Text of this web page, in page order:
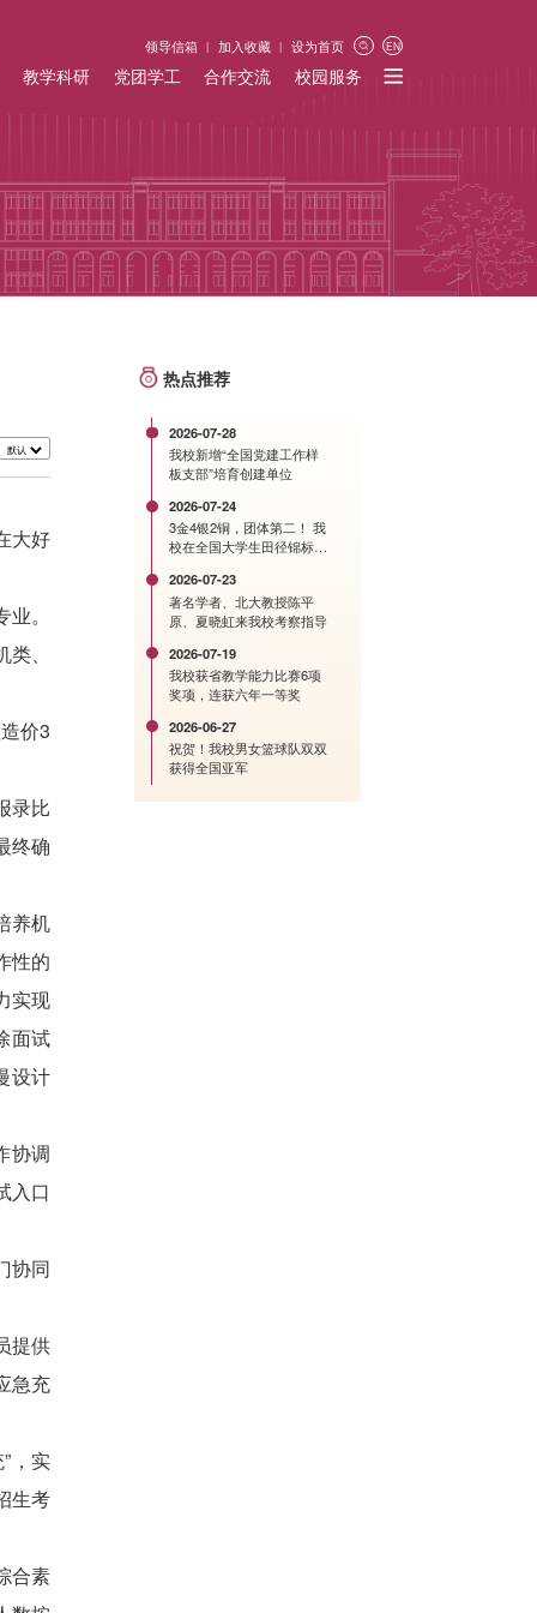
领导信箱 加入收藏 设为首页 EN
教学科研 党团学工 合作交流 校园服务
大好
。
、
价3
录比
终确
养机
性的
实现
面试
设计
协调
入口
协同
提供
急充
，实
生考
合素
热点推荐
2026-07-28
我校新增“全国党建工作样
板支部”培育创建单位
2026-07-24
3金4银2铜，团体第二！ 我
校在全国大学生田径锦标赛
2026-07-23
著名学者、北大教授陈平
原、夏晓虹来我校考察指导
2026-07-19
我校获省教学能力比赛6项
奖项，连获六年一等奖
2026-06-27
祝贺！我校男女篮球队双双
获得全国亚军